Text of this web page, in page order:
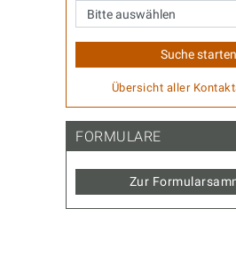
Übersicht aller
FORMULARE
Zur